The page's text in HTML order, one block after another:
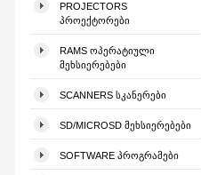
PROJECTORS
ᲞᲠᲝᲔᲥᲢᲝᲠᲔᲑᲘ
RAMS ᲝᲞᲔᲠᲐᲢᲘᲣᲚᲘ
ᲛᲔᲮᲡᲘᲔᲠᲔᲑᲔᲑᲘ
SCANNERS ᲡᲙᲐᲜᲔᲠᲔᲑᲘ
SD/MICROSD ᲛᲔᲮᲡᲘᲔᲠᲔᲑᲔᲑᲘ
SOFTWARE ᲞᲠᲝᲒᲠᲐᲛᲔᲑᲘ